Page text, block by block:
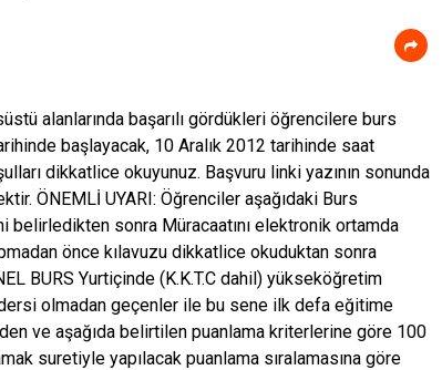
alanlarında başarılı gördükleri öğrencilere burs
başlayacak, 10 Aralık 2012 tarihinde saat
dikkatlice okuyunuz. Başvuru linki yazının sonunda
ÖNEMLİ UYARI: Öğrenciler aşağıdaki Burs
sonra Müracaatını elektronik ortamda
önce kılavuzu dikkatlice okuduktan sonra
BURS Yurtiçinde (K.K.T.C dahil) yükseköğretim
dersi olmadan geçenler ile bu sene ilk defa eğitime
ve aşağıda belirtilen puanlama kriterlerine göre 100
suretiyle yapılacak puanlama sıralamasına göre